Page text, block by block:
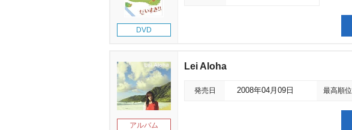
DVD
アルバム
Lei Aloha
発売日 2008年04月09日 最高順位